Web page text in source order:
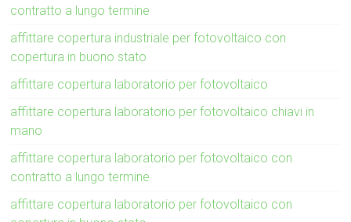
contratto a lungo termine
affittare copertura industriale per fotovoltaico con
copertura in buono stato
affittare copertura laboratorio per fotovoltaico
affittare copertura laboratorio per fotovoltaico chiavi in
mano
affittare copertura laboratorio per fotovoltaico con
contratto a lungo termine
affittare copertura laboratorio per fotovoltaico con